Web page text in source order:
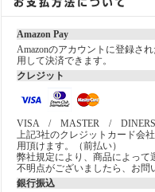
Amazon Pay
Amazonのアカウントに登録さ
用して決済できます。
クレジット
VISA / MASTER / DINERS
上記3社のクレジットカード会
用頂けます。（前払い）
弊社規定により、商品によって
不明点がございましたら、お問
銀行振込